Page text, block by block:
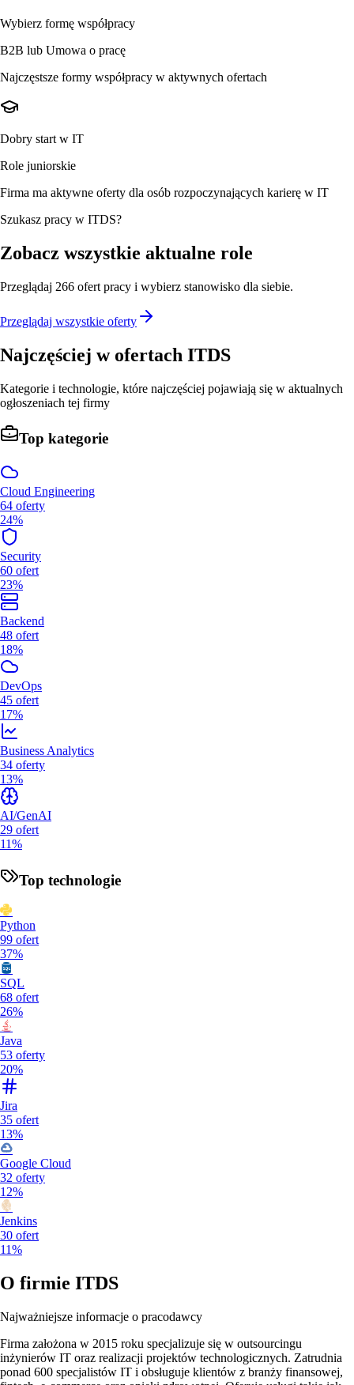
Wybierz formę współpracy
B2B lub Umowa o pracę
Najczęstsze formy współpracy w aktywnych ofertach
Dobry start w IT
Role juniorskie
Firma ma aktywne oferty dla osób rozpoczynających karierę w IT
Szukasz pracy w ITDS?
Zobacz wszystkie aktualne role
Przeglądaj 266 ofert pracy i wybierz stanowisko dla siebie.
Przeglądaj wszystkie oferty
Najczęściej w ofertach ITDS
Kategorie i technologie, które najczęściej pojawiają się w aktualnych
ogłoszeniach tej firmy
Top kategorie
Cloud Engineering
64 oferty
24%
Security
60 ofert
23%
Backend
48 ofert
18%
DevOps
45 ofert
17%
Business Analytics
34 oferty
13%
AI/GenAI
29 ofert
11%
Top technologie
Python
99 ofert
37%
SQL
68 ofert
26%
Java
53 oferty
20%
Jira
35 ofert
13%
Google Cloud
32 oferty
12%
Jenkins
30 ofert
11%
O firmie ITDS
Najważniejsze informacje o pracodawcy
Firma założona w 2015 roku specjalizuje się w outsourcingu
inżynierów IT oraz realizacji projektów technologicznych. Zatrudnia
ponad 600 specjalistów IT i obsługuje klientów z branży finansowej,